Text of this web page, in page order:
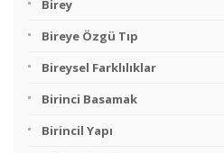
Birey
Bireye Özgü Tıp
Bireysel Farklılıklar
Birinci Basamak
Birincil Yapı